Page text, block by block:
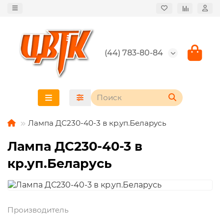
(44) 783-80-84
Лампа ДС230-40-3 в кр.уп.Беларусь
Лампа ДС230-40-3 в
кр.уп.Беларусь
Производитель